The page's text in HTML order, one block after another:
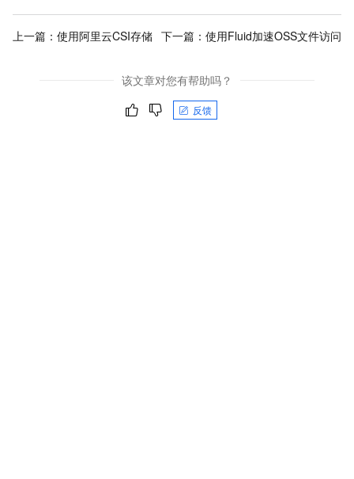
上一篇： 使用阿里云CSI存储 下一篇： 使用Fluid加速OSS文件访问
该文章对您有帮助吗？
反馈